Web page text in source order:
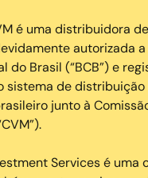
é uma distribuidora
autorizada
do Brasil (“BCB”) e
sistema de distribuição
junto à
Services é uma